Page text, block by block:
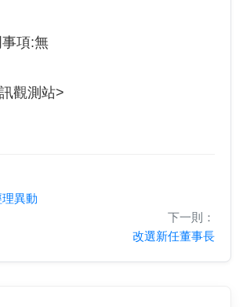
項:無
觀測站>
異動
下一則：
改選新任董事長